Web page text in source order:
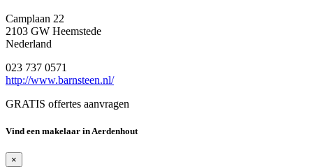
Camplaan 22
2103 GW Heemstede
Nederland
023 737 0571
http://www.barnsteen.nl/
GRATIS offertes aanvragen
Vind een makelaar in Aerdenhout
×